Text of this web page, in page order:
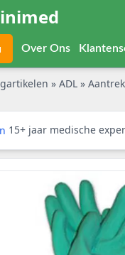
Over Ons
» ADL »
15+ jaar medische